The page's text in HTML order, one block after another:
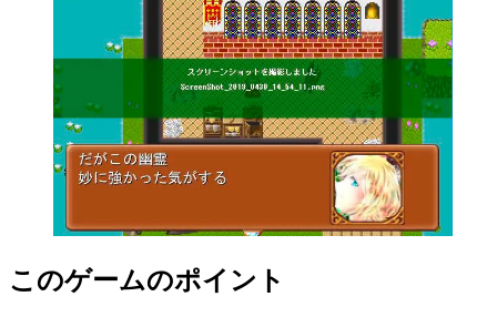
このゲームのポイント